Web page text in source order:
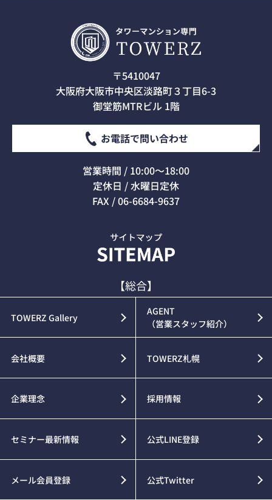
〒5410047
大阪府大阪市中央区淡路町３丁目6-3
御堂筋MTRビル 1階
お電話で問い合わせ
営業時間 / 10:00～18:00
定休日 / 水曜日定休
FAX / 06-6684-9637
【総合】
TOWERZ Gallery
AGENT
（営業スタッフ紹介）
会社概要 TOWERZ札幌
企業理念 採用情報
セミナー最新情報 公式LINE登録
メール会員登録 公式Twitter